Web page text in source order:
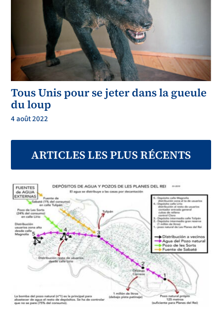
Tous Unis pour se jeter dans la gueule
du loup
4 août 2022
ARTICLES LES PLUS RÉCENTS